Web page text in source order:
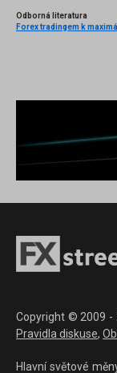
Odborná literatura
Forex tradingem k
Copyright © 2009 -
Pravidla diskuse,
Hlavní světové